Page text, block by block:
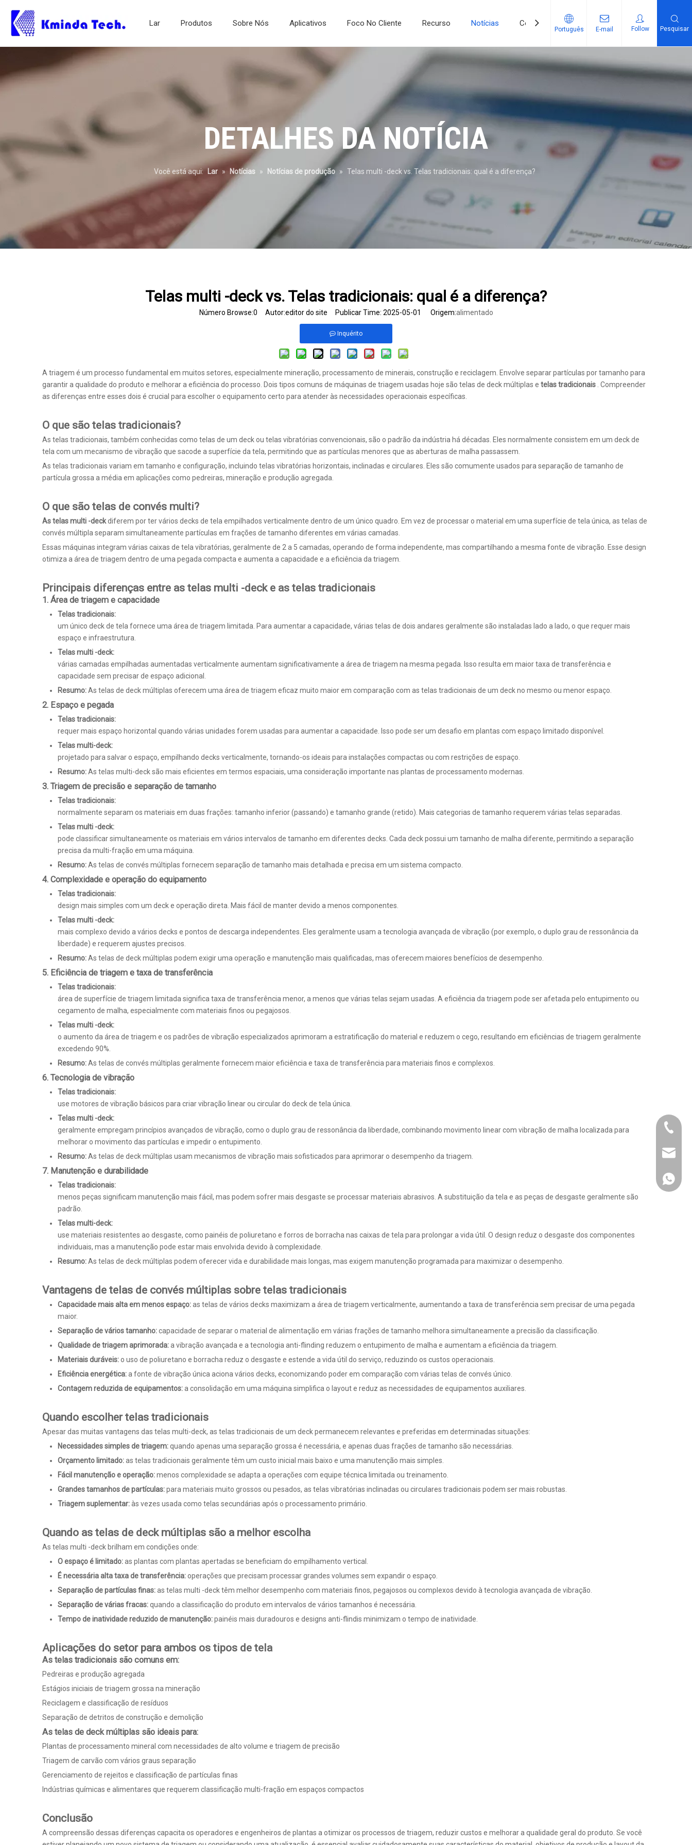
Lar Produtos Sobre Nós Aplicativos Foco No Cliente Recurso Notícias Contate-Nos
Português E-mail Follow Pesquisar
DETALHES DA NOTÍCIA
Você está aqui: Lar » Notícias » Notícias de produção » Telas multi -deck vs. Telas tradicionais: qual é a diferença?
Telas multi -deck vs. Telas tradicionais: qual é a diferença?
Número Browse:0 Autor:editor do site Publicar Time: 2025-05-01 Origem:alimentado
Inquérito
A triagem é um processo fundamental em muitos setores, especialmente mineração, processamento de minerais, construção e reciclagem. Envolve separar partículas por tamanho para
garantir a qualidade do produto e melhorar a eficiência do processo. Dois tipos comuns de máquinas de triagem usadas hoje são telas de deck múltiplas e telas tradicionais . Compreender
as diferenças entre esses dois é crucial para escolher o equipamento certo para atender às necessidades operacionais específicas.
O que são telas tradicionais?
As telas tradicionais, também conhecidas como telas de um deck ou telas vibratórias convencionais, são o padrão da indústria há décadas. Eles normalmente consistem em um deck de
tela com um mecanismo de vibração que sacode a superfície da tela, permitindo que as partículas menores que as aberturas de malha passassem.
As telas tradicionais variam em tamanho e configuração, incluindo telas vibratórias horizontais, inclinadas e circulares. Eles são comumente usados ​​para separação de tamanho de
partícula grossa a média em aplicações como pedreiras, mineração e produção agregada.
O que são telas de convés multi?
As telas multi -deckdiferem por ter vários decks de tela empilhados verticalmente dentro de um único quadro. Em vez de processar o material em uma superfície de tela única, as telas de
convés múltipla separam simultaneamente partículas em frações de tamanho diferentes em várias camadas.
Essas máquinas integram várias caixas de tela vibratórias, geralmente de 2 a 5 camadas, operando de forma independente, mas compartilhando a mesma fonte de vibração. Esse design
otimiza a área de triagem dentro de uma pegada compacta e aumenta a capacidade e a eficiência da triagem.
Principais diferenças entre as telas multi -deck e as telas tradicionais
1. Área de triagem e capacidade
Telas tradicionais:
um único deck de tela fornece uma área de triagem limitada. Para aumentar a capacidade, várias telas de dois andares geralmente são instaladas lado a lado, o que requer mais
espaço e infraestrutura.
Telas multi -deck:
várias camadas empilhadas aumentadas verticalmente aumentam significativamente a área de triagem na mesma pegada. Isso resulta em maior taxa de transferência e
capacidade sem precisar de espaço adicional.
Resumo:As telas de deck múltiplas oferecem uma área de triagem eficaz muito maior em comparação com as telas tradicionais de um deck no mesmo ou menor espaço.
2. Espaço e pegada
Telas tradicionais:
requer mais espaço horizontal quando várias unidades forem usadas para aumentar a capacidade. Isso pode ser um desafio em plantas com espaço limitado disponível.
Telas multi-deck:
projetado para salvar o espaço, empilhando decks verticalmente, tornando-os ideais para instalações compactas ou com restrições de espaço.
Resumo:As telas multi-deck são mais eficientes em termos espaciais, uma consideração importante nas plantas de processamento modernas.
3. Triagem de precisão e separação de tamanho
Telas tradicionais:
normalmente separam os materiais em duas frações: tamanho inferior (passando) e tamanho grande (retido). Mais categorias de tamanho requerem várias telas separadas.
Telas multi -deck:
pode classificar simultaneamente os materiais em vários intervalos de tamanho em diferentes decks. Cada deck possui um tamanho de malha diferente, permitindo a separação
precisa da multi-fração em uma máquina.
Resumo:As telas de convés múltiplas fornecem separação de tamanho mais detalhada e precisa em um sistema compacto.
4. Complexidade e operação do equipamento
Telas tradicionais:
design mais simples com um deck e operação direta. Mais fácil de manter devido a menos componentes.
Telas multi -deck:
mais complexo devido a vários decks e pontos de descarga independentes. Eles geralmente usam a tecnologia avançada de vibração (por exemplo, o duplo grau de ressonância da
liberdade) e requerem ajustes precisos.
Resumo:As telas de deck múltiplas podem exigir uma operação e manutenção mais qualificadas, mas oferecem maiores benefícios de desempenho.
5. Eficiência de triagem e taxa de transferência
Telas tradicionais:
área de superfície de triagem limitada significa taxa de transferência menor, a menos que várias telas sejam usadas. A eficiência da triagem pode ser afetada pelo entupimento ou
cegamento de malha, especialmente com materiais finos ou pegajosos.
Telas multi -deck:
o aumento da área de triagem e os padrões de vibração especializados aprimoram a estratificação do material e reduzem o cego, resultando em eficiências de triagem geralmente
excedendo 90%.
Resumo:As telas de convés múltiplas geralmente fornecem maior eficiência e taxa de transferência para materiais finos e complexos.
6. Tecnologia de vibração
Telas tradicionais:
use motores de vibração básicos para criar vibração linear ou circular do deck de tela única.
Telas multi -deck:
geralmente empregam princípios avançados de vibração, como o duplo grau de ressonância da liberdade, combinando movimento linear com vibração de malha localizada para
melhorar o movimento das partículas e impedir o entupimento.
Resumo:As telas de deck múltiplas usam mecanismos de vibração mais sofisticados para aprimorar o desempenho da triagem.
7. Manutenção e durabilidade
Telas tradicionais:
menos peças significam manutenção mais fácil, mas podem sofrer mais desgaste se processar materiais abrasivos. A substituição da tela e as peças de desgaste geralmente são
padrão.
Telas multi-deck:
use materiais resistentes ao desgaste, como painéis de poliuretano e forros de borracha nas caixas de tela para prolongar a vida útil. O design reduz o desgaste dos componentes
individuais, mas a manutenção pode estar mais envolvida devido à complexidade.
Resumo:As telas de deck múltiplas podem oferecer vida e durabilidade mais longas, mas exigem manutenção programada para maximizar o desempenho.
Vantagens de telas de convés múltiplas sobre telas tradicionais
Capacidade mais alta em menos espaço:as telas de vários decks maximizam a área de triagem verticalmente, aumentando a taxa de transferência sem precisar de uma pegada
maior.
Separação de vários tamanho:capacidade de separar o material de alimentação em várias frações de tamanho melhora simultaneamente a precisão da classificação.
Qualidade de triagem aprimorada:a vibração avançada e a tecnologia anti-flinding reduzem o entupimento de malha e aumentam a eficiência da triagem.
Materiais duráveis:o uso de poliuretano e borracha reduz o desgaste e estende a vida útil do serviço, reduzindo os custos operacionais.
Eficiência energética:a fonte de vibração única aciona vários decks, economizando poder em comparação com várias telas de convés único.
Contagem reduzida de equipamentos:a consolidação em uma máquina simplifica o layout e reduz as necessidades de equipamentos auxiliares.
Quando escolher telas tradicionais
Apesar das muitas vantagens das telas multi-deck, as telas tradicionais de um deck permanecem relevantes e preferidas em determinadas situações:
Necessidades simples de triagem:quando apenas uma separação grossa é necessária, e apenas duas frações de tamanho são necessárias.
Orçamento limitado:as telas tradicionais geralmente têm um custo inicial mais baixo e uma manutenção mais simples.
Fácil manutenção e operação:menos complexidade se adapta a operações com equipe técnica limitada ou treinamento.
Grandes tamanhos de partículas:para materiais muito grossos ou pesados, as telas vibratórias inclinadas ou circulares tradicionais podem ser mais robustas.
Triagem suplementar:às vezes usada como telas secundárias após o processamento primário.
Quando as telas de deck múltiplas são a melhor escolha
As telas multi -deck brilham em condições onde:
O espaço é limitado:as plantas com plantas apertadas se beneficiam do empilhamento vertical.
É necessária alta taxa de transferência:operações que precisam processar grandes volumes sem expandir o espaço.
Separação de partículas finas:as telas multi -deck têm melhor desempenho com materiais finos, pegajosos ou complexos devido à tecnologia avançada de vibração.
Separação de várias fracas:quando a classificação do produto em intervalos de vários tamanhos é necessária.
Tempo de inatividade reduzido de manutenção:painéis mais duradouros e designs anti-flindis minimizam o tempo de inatividade.
Aplicações do setor para ambos os tipos de tela
As telas tradicionais são comuns em:
Pedreiras e produção agregada
Estágios iniciais de triagem grossa na mineração
Reciclagem e classificação de resíduos
Separação de detritos de construção e demolição
As telas de deck múltiplas são ideais para:
Plantas de processamento mineral com necessidades de alto volume e triagem de precisão
Triagem de carvão com vários graus separação
Gerenciamento de rejeitos e classificação de partículas finas
Indústrias químicas e alimentares que requerem classificação multi-fração em espaços compactos
Conclusão
A compreensão dessas diferenças capacita os operadores e engenheiros de plantas a otimizar os processos de triagem, reduzir custos e melhorar a qualidade geral do produto. Se você
+86-21-